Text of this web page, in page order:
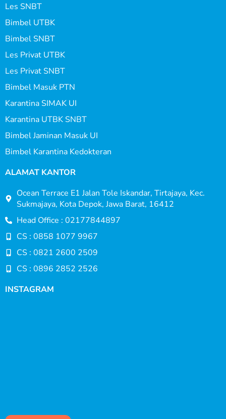
Les SNBT
Bimbel UTBK
Bimbel SNBT
Les Privat UTBK
Les Privat SNBT
Bimbel Masuk PTN
Karantina SIMAK UI
Karantina UTBK SNBT
Bimbel Jaminan Masuk UI
Bimbel Karantina Kedokteran
ALAMAT KANTOR
Ocean Terrace E1 Jalan Tole Iskandar, Tirtajaya, Kec.
Sukmajaya, Kota Depok, Jawa Barat, 16412
Head Office : 02177844897
CS : 0858 1077 9967
CS : 0821 2600 2509
CS : 0896 2852 2526
INSTAGRAM